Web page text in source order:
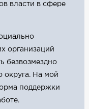
власти в сфере
организаций
безвозмездно
округа. На мой
поддержки